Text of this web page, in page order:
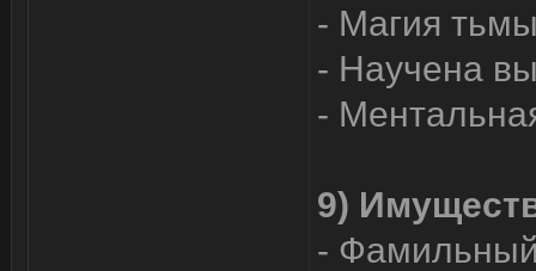
- Магия
- Научена
-
9)
- Фамильный